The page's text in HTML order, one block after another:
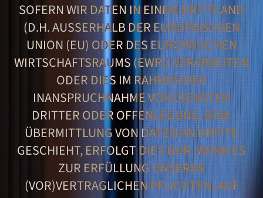
SOFERN WIR DATEN IN EINEM DRITTLAND
(D.H. AUSSERHALB DER EUROPÄISCHEN U
NION (EU) ODER DES EUROPÄISCHEN W
IRTSCHAFTSRAUMS (EWR)) VERARBEITEN O
DER DIES IM RAHMEN DER I
NANSPRUCHNAHME VON DIENSTEN D
RITTER ODER OFFENLEGUNG, BZW. Ü
BERMITTLUNG VON DATEN AN DRITTE G
ESCHIEHT, ERFOLGT DIES NUR, WENN ES Z
UR ERFÜLLUNG UNSERER (
VOR)VERTRAGLICHEN PFLICHTEN, AUF G